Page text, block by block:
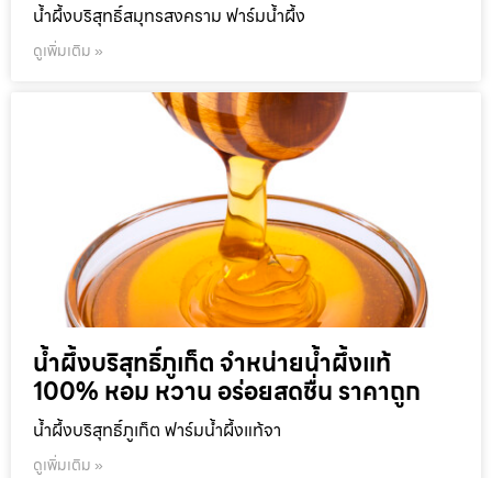
น้ำผึ้งบริสุทธิ์สมุทรสงคราม ฟาร์มน้ำผึ้ง
ดูเพิ่มเติม »
น้ำผึ้งบริสุทธิ์ภูเก็ต จำหน่ายน้ำผึ้งแท้
100% หอม หวาน อร่อยสดชื่น ราคาถูก
น้ำผึ้งบริสุทธิ์ภูเก็ต ฟาร์มน้ำผึ้งแท้จา
ดูเพิ่มเติม »